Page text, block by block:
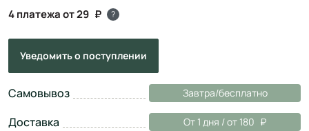
4 платежа от 29 ?
Уведомитьо поступлении
Самовывоз Завтра/бесплатно
Доставка От 1 дня / от 180